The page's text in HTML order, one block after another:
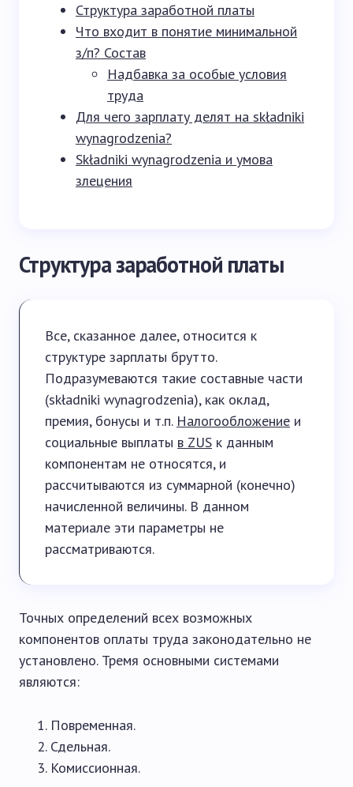
Структура заработной платы
Что входит в понятие минимальной
з/п? Состав
Надбавка за особые условия
труда
Для чего зарплату делят на składniki
wynagrodzenia?
Składniki wynagrodzenia и умова
злецения
Структура заработной платы
Все, сказанное далее, относится к
структуре зарплаты брутто.
Подразумеваются такие составные части
(składniki wynagrodzenia), как оклад,
премия, бонусы и т.п. Налогообложение и
социальные выплаты в ZUS к данным
компонентам не относятся, и
рассчитываются из суммарной (конечно)
начисленной величины. В данном
материале эти параметры не
рассматриваются.
Точных определений всех возможных
компонентов оплаты труда законодательно не
установлено. Тремя основными системами
являются:
Повременная.
Сдельная.
Комиссионная.